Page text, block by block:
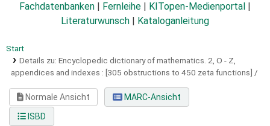
Fachdatenbanken
Fernleihe KITopen-Medienportal
Literaturwunsch
Kataloganleitung
Start
Details zu: Encyclopedic dictionary of mathematics. 2, O - Z,
appendices and indexes : [305 obstructions to 450 zeta functions] /
Normale Ansicht
MARC-Ansicht
ISBD